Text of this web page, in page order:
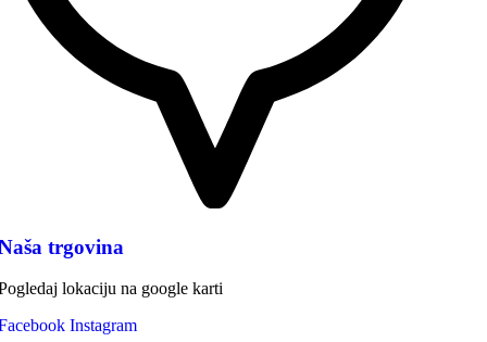
trgovina
lokaciju na google karti
Instagram